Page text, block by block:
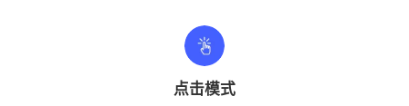
点击模式